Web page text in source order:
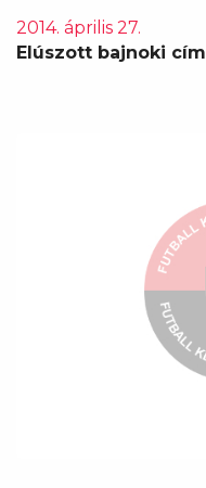
2014. április 27.
Elúszott bajnoki cím